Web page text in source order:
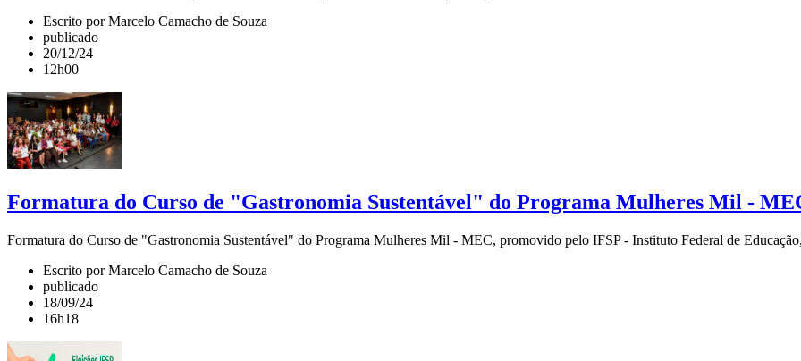
Escrito por Marcelo Camacho de Souza
publicado
20/12/24
12h00
Formatura do Curso de "Gastronomia Sustentável" do Programa Mulheres Mil -
Formatura do Curso de "Gastronomia Sustentável" do Programa Mulheres Mil - MEC, promovido pelo IFSP - Instituto Federal de
Escrito por Marcelo Camacho de Souza
publicado
18/09/24
16h18